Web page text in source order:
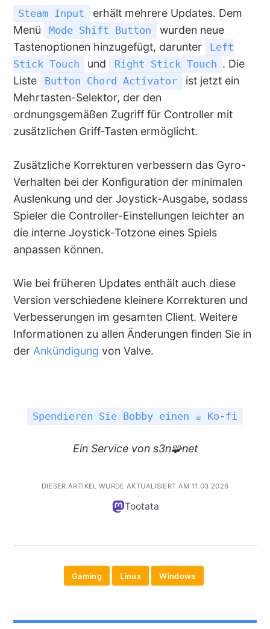
Steam Input
erhält mehrere Updates. Dem
Menü
Mode Shift Button
wurden neue
Tastenoptionen hinzugefügt, darunter
Left
Stick Touch
und Right Stick Touch . Die
Liste
Button Chord Activator
ist jetzt ein
Mehrtasten-Selektor, der den
ordnungsgemäßen Zugriff für Controller mit
zusätzlichen Griff-Tasten ermöglicht.
Zusätzliche Korrekturen verbessern das Gyro-
Verhalten bei der Konfiguration der minimalen
Auslenkung und der Joystick-Ausgabe, sodass
Spieler die Controller-Einstellungen leichter an
die interne Joystick-Totzone eines Spiels
anpassen können.
Wie bei früheren Updates enthält auch diese
Version verschiedene kleinere Korrekturen und
Verbesserungen im gesamten Client. Weitere
Informationen zu allen Änderungen finden Sie in
der Ankündigung von Valve.
Spendieren Sie Bobby einen ☕ Ko-fi
Ein Servicevon s3n🧩net
DIESER ARTIKEL WURDE AKTUALISIERT AM 11.03.2026
Tootata
Gaming Linux Windows